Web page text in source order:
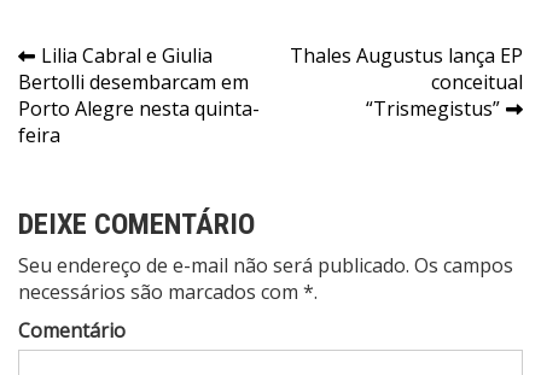
Navegação
de
Post
Lilia Cabral e Giulia
Bertolli desembarcam em
Porto Alegre nesta quinta-
feira
Thales Augustus lança EP
conceitual
“Trismegistus”
DEIXE COMENTÁRIO
Seu endereço de e-mail não será publicado. Os campos
necessários são marcados com *.
Comentário